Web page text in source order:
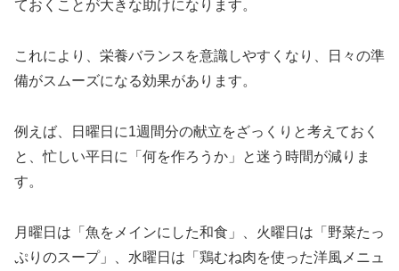
ておくことが大きな助けになります。
これにより、栄養バランスを意識しやすくなり、日々の準
備がスムーズになる効果があります。
例えば、日曜日に1週間分の献立をざっくりと考えておく
と、忙しい平日に「何を作ろうか」と迷う時間が減りま
す。
月曜日は「魚をメインにした和食」、火曜日は「野菜たっ
ぷりのスープ」、水曜日は「鶏むね肉を使った洋風メニュ